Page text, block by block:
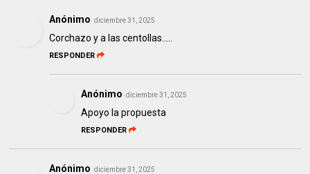
Anónimo diciembre 31, 2025
Corchazo y a las centollas.....
RESPONDER
Anónimo diciembre 31, 2025
Apoyo la propuesta
RESPONDER
Anónimo diciembre 31, 2025